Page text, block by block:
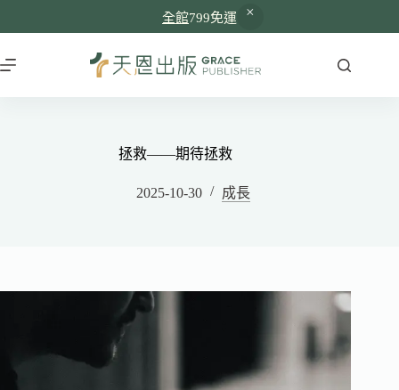
全館799免運
拯救——期待拯救
2025-10-30 成長